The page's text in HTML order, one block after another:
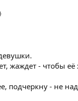
жаждет - чтобы
- не